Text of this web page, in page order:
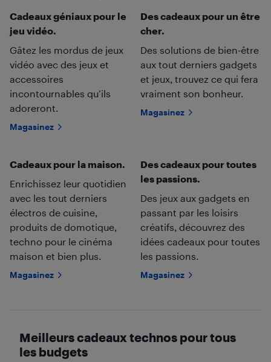
Cadeaux géniaux pour le
jeu vidéo.
Gâtez les mordus de jeux
vidéo avec des jeux et
accessoires
incontournables qu’ils
adoreront.
Magasinez
Des cadeaux pour un être
cher.
Des solutions de bien-être
aux tout derniers gadgets
et jeux, trouvez ce qui fera
vraiment son bonheur.
Magasinez
Cadeaux pour la maison.
Enrichissez leur quotidien
avec les tout derniers
électros de cuisine,
produits de domotique,
techno pour le cinéma
maison et bien plus.
Magasinez
Des cadeaux pour toutes
les passions.
Des jeux aux gadgets en
passant par les loisirs
créatifs, découvrez des
idées cadeaux pour toutes
les passions.
Magasinez
Meilleurs cadeaux technos pour tous
les budgets